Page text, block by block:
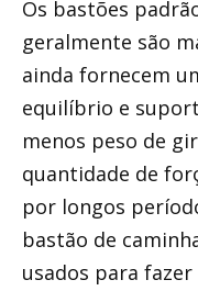
Os bastões
geralmente são
ainda fornecem
equilíbrio e
menos peso de
quantidade de
por longos
bastão de
usados ​​para fazer